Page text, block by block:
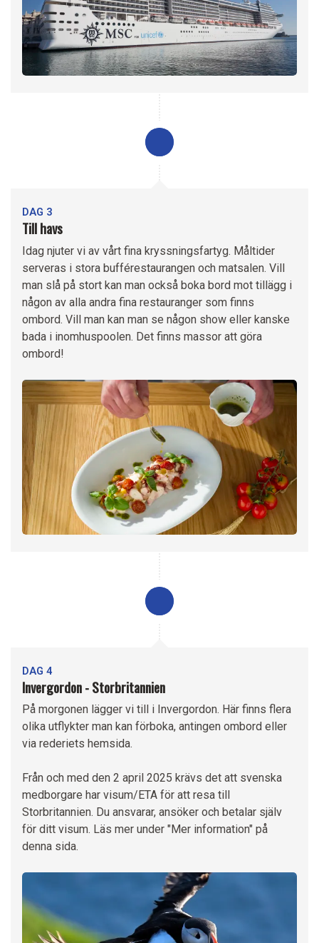
DAG 3
Till havs
Idag njuter vi av vårt fina kryssningsfartyg. Måltider
serveras i stora bufférestaurangen och matsalen. Vill
man slå på stort kan man också boka bord mot tillägg i
någon av alla andra fina restauranger som finns
ombord. Vill man kan man se någon show eller kanske
bada i inomhuspoolen. Det finns massor att göra
ombord!
DAG 4
Invergordon - Storbritannien
På morgonen lägger vi till i Invergordon. Här finns flera
olika utflykter man kan förboka, antingen ombord eller
via rederiets hemsida.
Från och med den 2 april 2025 krävs det att svenska
medborgare har visum/ETA för att resa till
Storbritannien. Du ansvarar, ansöker och betalar själv
för ditt visum. Läs mer under "Mer information" på
denna sida.